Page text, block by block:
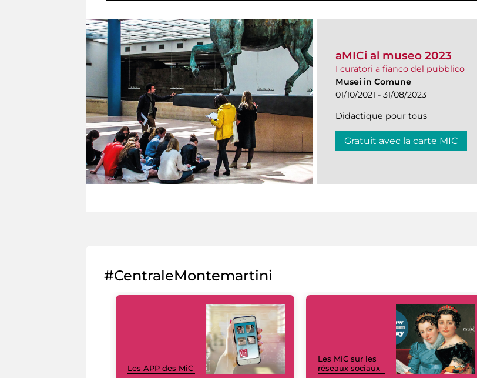
aMICi al museo 2023
I curatori a fianco del pubblico
Musei in Comune
01/10/2021 - 31/08/2023
Didactique pour tous
Gratuit avec la carte MIC
#CentraleMontemartini
Les APP des MiC
Les MiC sur les
réseaux sociaux